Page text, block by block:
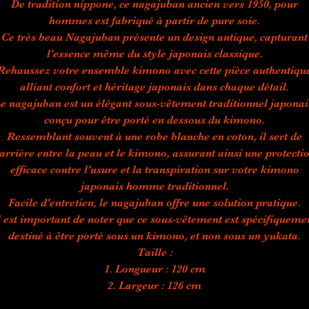
De tradition nippone, ce nagajuban ancien vers 1950, pour
hommes est fabriqué à partir de pure soie.
Ce très beau Nagajuban présente un design antique, capturant
l'essence même du style japonais classique.
votre ensemble kimono avec cette pièce
alliant confort et héritage japonais dans chaque détail.
nagajuban est un élégant sous-vêtement traditionnel
conçu pour être porté en dessous du kimono.
Ressemblant souvent à une robe blanche en coton, il sert de
entre la peau et le kimono, assurant ainsi une
efficace contre l'usure et la transpiration sur votre kimono
japonais homme traditionnel.
Facile d'entretien, le nagajuban offre une solution pratique.
important de noter que ce sous-vêtement est
destiné à être porté sous un kimono, et non sous un yukata.
Taille :
1. Longueur : 120 cm
2. Largeur : 126 cm